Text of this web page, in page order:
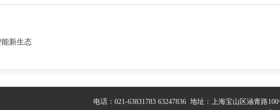
新生态
电话：021-63831783 63247836 地址：上海宝山区涵青路100